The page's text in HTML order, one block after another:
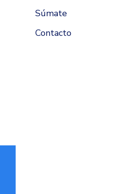
Súmate
Contacto